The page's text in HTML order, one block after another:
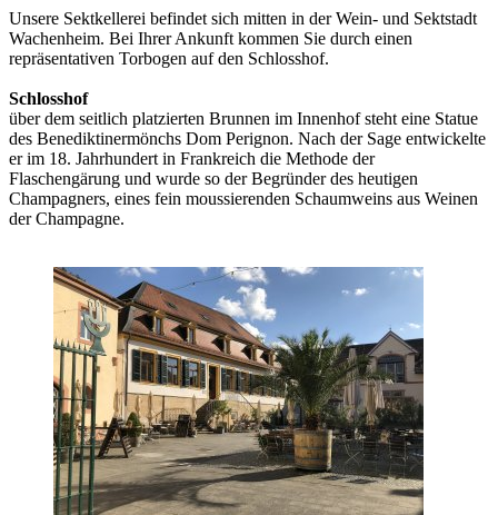
Unsere Sektkellerei befindet sich mitten in der Wein- und Sektstadt
Wachenheim. Bei Ihrer Ankunft kommen Sie durch einen
repräsentativen Torbogen auf den Schlosshof.
Schlosshof
über dem seitlich platzierten Brunnen im Innenhof steht eine Statue
des Benediktinermönchs Dom Perignon. Nach der Sage entwickelte
er im 18. Jahrhundert in Frankreich die Methode der
Flaschengärung und wurde so der Begründer des heutigen
Champagners, eines fein moussierenden Schaumweins aus Weinen
der Champagne.